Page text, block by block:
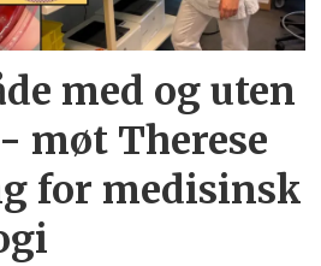
med og uten
møt Therese
for medisinsk